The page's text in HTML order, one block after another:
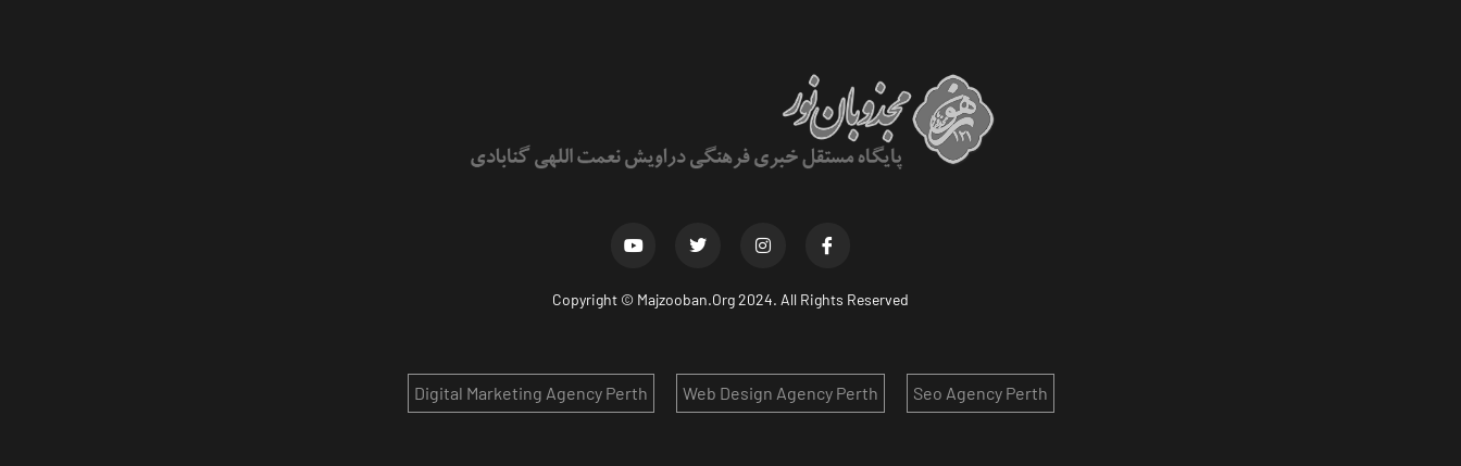
Copyright © Majzooban.Org2024. All Rights Reserved
Seo Agency Perth
Web Design Agency Perth
Digital Marketing Agency Perth